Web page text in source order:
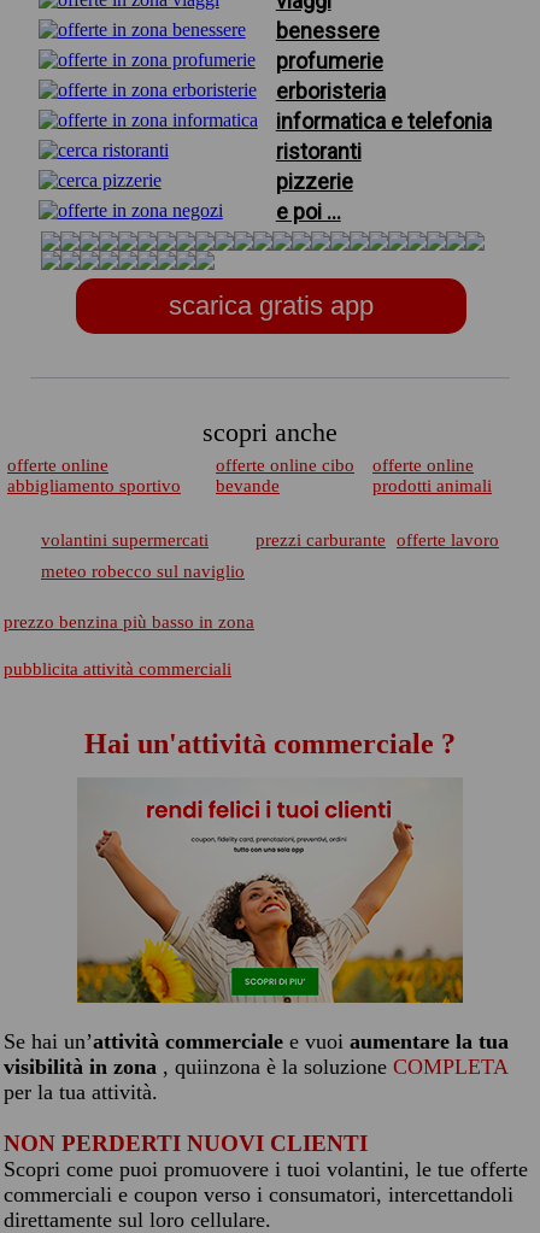
benessere
profumerie
erboristeria
informatica e telefonia
ristoranti
pizzerie
e poi ...
scarica gratis app
scopri anche
offerte online
abbigliamento sportivo
offerte online cibo
bevande
offerte online
prodotti animali
volantini supermercati prezzi carburante
offerte lavoro
meteo robecco sul naviglio
prezzo benzina più basso in zona
pubblicita attività commerciali
Hai un'attività commerciale ?
Se hai un’attività commerciale e vuoi aumentare la tua
visibilità in zona , quiinzona è la soluzione COMPLETA
per la tua attività.
NON PERDERTI NUOVI CLIENTI
Scopri come puoi promuovere i tuoi volantini, le tue offerte
commerciali e coupon verso i consumatori, intercettandoli
direttamente sul loro cellulare.